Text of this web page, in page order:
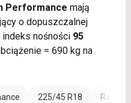
Performance mają
o dopuszczalnej
nośności 95
= 690 kg na
225/45 R18 Rant